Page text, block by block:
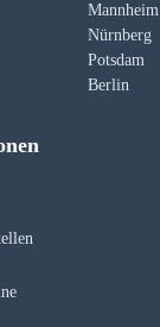
Mannheim
Nürnberg
Potsdam
Berlin